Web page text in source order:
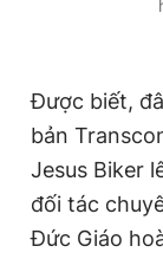
Được biết,
bản
Jesus Biker
đối tác
Đức Giáo